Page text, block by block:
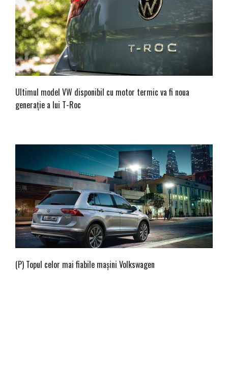
Ultimul model VW disponibil cu motor termic va fi noua
generație a lui T-Roc
(P) Topul celor mai fiabile maşini Volkswagen